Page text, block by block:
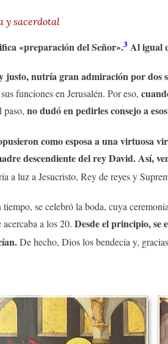
y sacerdotal
«preparación del Señor».3 Al igual
justo, nutría gran admiración por dos
funciones en Jerusalén. Por eso,
paso, no dudó en pedirles consejo a
como esposa a una virtuosa
descendiente del rey David. Así,
a luz a Jesucristo, Rey de reyes y
se celebró la boda, cuya
a los 20. Desde el principio, se
De hecho, Dios los bendecía y,